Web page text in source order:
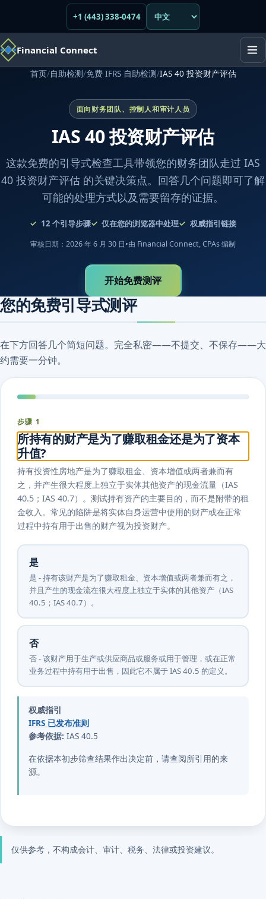
+1 (443) 338-0474
Financial Connect
首页/自助检测/免费 IFRS 自助检测/IAS 40 投资财产评估
面向财务团队、控制人和审计人员
IAS 40 投资财产评估
这款免费的引导式检查工具带领您的财务团队走过 IAS
40 投资财产评估 的关键决策点。回答几个问题即可了解
可能的处理方式以及需要留存的证据。
12 个引导步骤 仅在您的浏览器中处理 权威指引链接
审核日期：2026 年 6 月 30 日•由 Financial Connect, CPAs 编制
开始免费测评
您的免费引导式测评
在下方回答几个简短问题。完全私密——不提交、不保存——大
约需要一分钟。
步骤 1
所持有的财产是为了赚取租金还是为了资本
升值?
持有投资性房地产是为了赚取租金、资本增值或两者兼而有
之，并产生很大程度上独立于实体其他资产的现金流量（IAS
40.5；IAS 40.7）。测试持有资产的主要目的，而不是附带的租
金收入。常见的陷阱是将实体自身运营中使用的财产或在正常
过程中持有用于出售的财产视为投资财产。
是
是 - 持有该财产是为了赚取租金、资本增值或两者兼而有之，
并且产生的现金流在很大程度上独立于实体的其他资产（IAS
40.5；IAS 40.7）。
否
否 - 该财产用于生产或供应商品或服务或用于管理，或在正常
业务过程中持有用于出售，因此它不属于 IAS 40.5 的定义。
权威指引
IFRS 已发布准则
参考依据: IAS 40.5
在依据本初步筛查结果作出决定前，请查阅所引用的来
源。
仅供参考，不构成会计、审计、税务、法律或投资建议。